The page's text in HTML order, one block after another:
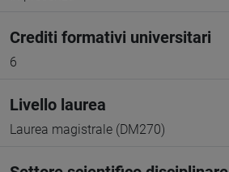
Crediti formativi universitari
6
Livello laurea
Laurea magistrale (DM270)